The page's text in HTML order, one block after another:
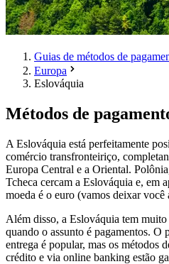
Guias de métodos de
Europa
Eslováquia
Métodos de
A Eslováquia está perfeitamente
comércio transfronteiriço,
Europa Central e a Oriental.
Tcheca cercam a Eslováquia e, em
moeda é o euro (vamos deixar
Além disso, a Eslováquia tem
quando o assunto é pagamentos. O
entrega é popular, mas os métodos
crédito e via online banking estão